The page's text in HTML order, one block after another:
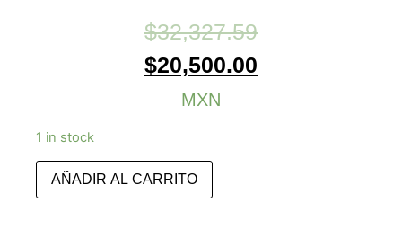
$32,327.59
$20,500.00
MXN
1 in stock
AÑADIR AL CARRITO